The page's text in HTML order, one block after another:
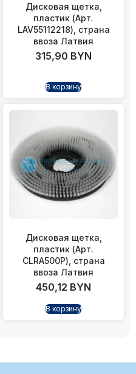
Дисковая щетка,
пластик (Арт.
LAV55112218), страна
ввоза Латвия
315,90 BYN
В корзину
Дисковая щетка,
пластик (Арт.
CLRA500P), страна
ввоза Латвия
450,12 BYN
В корзину